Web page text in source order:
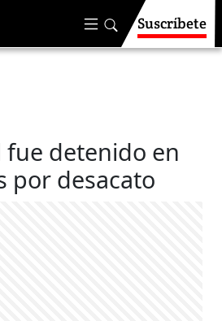
Suscríbete
fue detenido en
por desacato